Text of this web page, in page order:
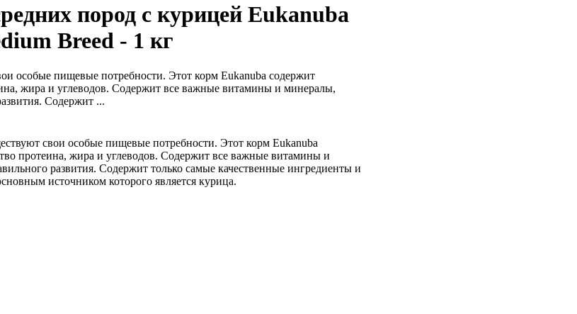
пород с курицей Eukanuba
Breed - 1 кг
особые пищевые потребности. Этот корм Eukanuba содержит
жира и углеводов. Содержит все важные витамины и минералы,
Содержит ...
свои особые пищевые потребности. Этот корм Eukanuba
протеина, жира и углеводов. Содержит все важные витамины и
развития. Содержит только самые качественные ингредиенты и
источником которого является курица.